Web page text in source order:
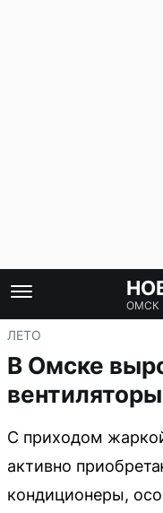
ОМСК
ЛЕТО
В Омске
С приходом
активно
кондиционеры,